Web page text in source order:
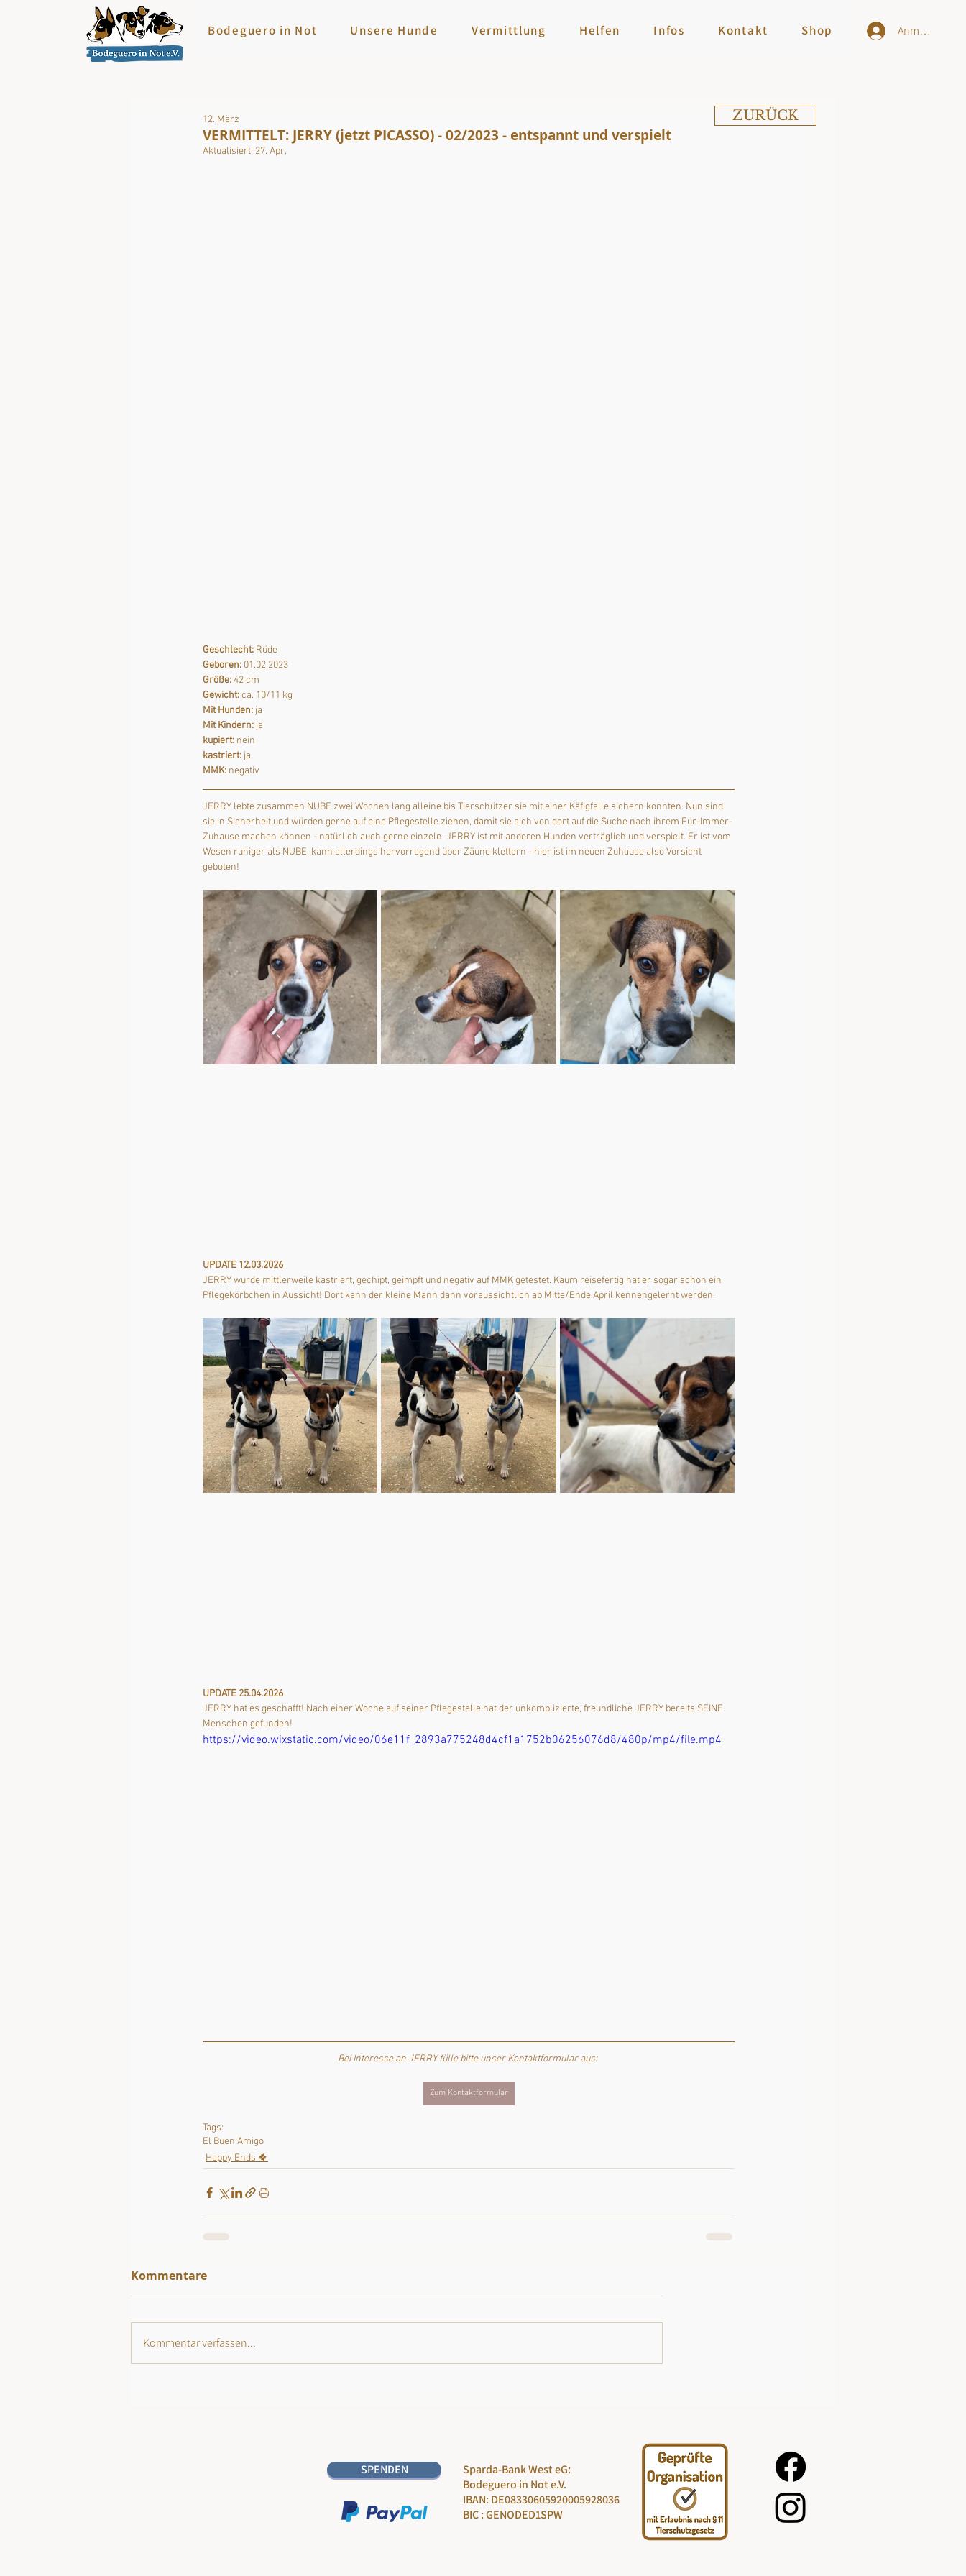
Bodeguero in Not Unsere Hunde Vermittlung Helfen Infos Kontakt Shop Anmelden
VERMITTELT: JERRY (jetzt PICASSO) - 02/2023 - entspannt und verspielt
12. März
Aktualisiert: 27. Apr.
Geschlecht: Rüde
Geboren: 01.02.2023
Größe: 42 cm
Gewicht: ca. 10/11 kg
Mit Hunden: ja
Mit Kindern: ja
kupiert: nein
kastriert: ja
MMK: negativ
JERRY lebte zusammen NUBE zwei Wochen lang alleine bis Tierschützer sie mit einer Käfigfalle sichern konnten. Nun sind
sie in Sicherheit und würden gerne auf eine Pflegestelle ziehen, damit sie sich von dort auf die Suche nach ihrem Für-Immer-
Zuhause machen können - natürlich auch gerne einzeln. JERRY ist mit anderen Hunden verträglich und verspielt. Er ist vom
Wesen ruhiger als NUBE, kann allerdings hervorragend über Zäune klettern - hier ist im neuen Zuhause also Vorsicht
geboten!
UPDATE 12.03.2026
JERRY wurde mittlerweile kastriert, gechipt, geimpft und negativ auf MMK getestet. Kaum reisefertig hat er sogar schon ein
Pflegekörbchen in Aussicht! Dort kann der kleine Mann dann voraussichtlich ab Mitte/Ende April kennengelernt werden.
UPDATE 25.04.2026
JERRY hat es geschafft! Nach einer Woche auf seiner Pflegestelle hat der unkomplizierte, freundliche JERRY bereits SEINE
Menschen gefunden!
https://video.wixstatic.com/video/06e11f_2893a775248d4cf1a1752b06256076d8/480p/mp4/file.mp4
Bei Interesse an JERRY fülle bitte unser Kontaktformular aus:
Zum Kontaktformular
Tags:
El Buen Amigo
Happy Ends 🍀
Kommentare
Kommentar verfassen...
ZURÜCK
SPENDEN
Sparda-Bank West eG:
Bodeguero in Not e.V.
IBAN: DE08330605920005928036
BIC : GENODED1SPW